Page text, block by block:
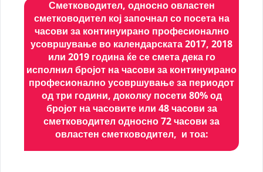
Сметководител, односно овластен
сметководител кој започнал со посета на
часови за континуирано професионално
усовршување во календарската 2017, 2018
или 2019 година ќе се смета дека го
исполнил бројот на часови за континуирано
професионално усовршување за периодот
од три години, доколку посети 80% од
бројот на часовите или 48 часови за
сметководител односно 72 часови за
овластен сметководител, и тоа: